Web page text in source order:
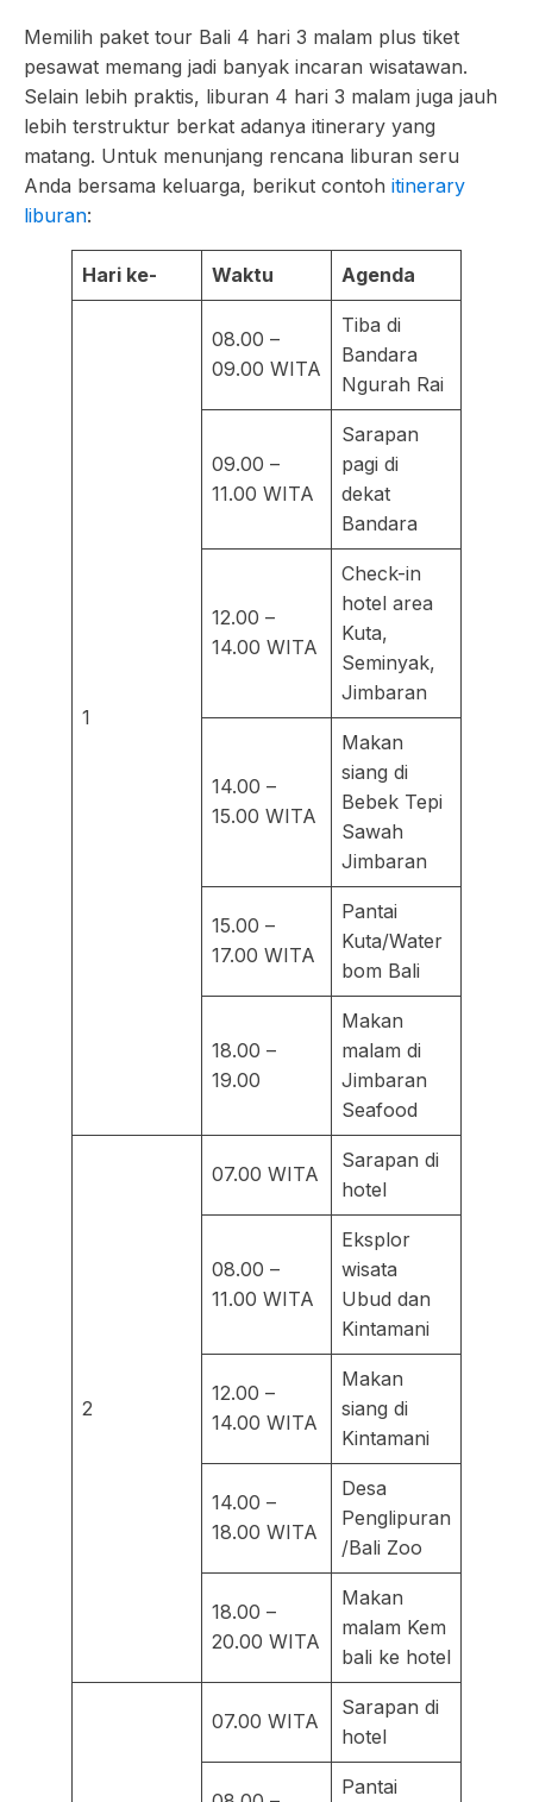
Memilih paket tour Bali 4 hari 3 malam plus tiket
pesawat memang jadi banyak incaran wisatawan.
Selain lebih praktis, liburan 4 hari 3 malam juga jauh
lebih terstruktur berkat adanya itinerary yang
matang. Untuk menunjang rencana liburan seru
Anda bersama keluarga, berikut contoh itinerary
liburan:
Hari ke- Waktu Agenda
1
08.00 –
09.00 WITA
Tiba di
Bandara
Ngurah Rai
09.00 –
11.00 WITA
Sarapan
pagi di
dekat
Bandara
12.00 –
14.00 WITA
Check-in
hotel area
Kuta,
Seminyak,
Jimbaran
14.00 –
15.00 WITA
Makan
siang di
Bebek Tepi
Sawah
Jimbaran
15.00 –
17.00 WITA
Pantai
Kuta/Water
bom Bali
18.00 –
19.00
Makan
malam di
Jimbaran
Seafood
2
07.00 WITA
Sarapan di
hotel
08.00 –
11.00 WITA
Eksplor
wisata
Ubud dan
Kintamani
12.00 –
14.00 WITA
Makan
siang di
Kintamani
14.00 –
18.00 WITA
Desa
Penglipuran
/Bali Zoo
18.00 –
20.00 WITA
Makan
malam Kem
bali ke hotel
07.00 WITA
Sarapan di
hotel
Pantai